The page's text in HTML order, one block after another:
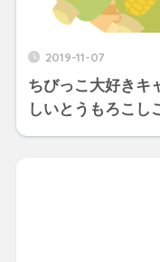
2019-11-07
ちびっこ大好きキ
しいとうもろこし